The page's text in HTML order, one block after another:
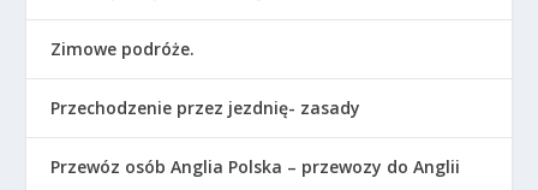
Zimowe podróże.
Przechodzenie przez jezdnię- zasady
Przewóz osób Anglia Polska – przewozy do Anglii